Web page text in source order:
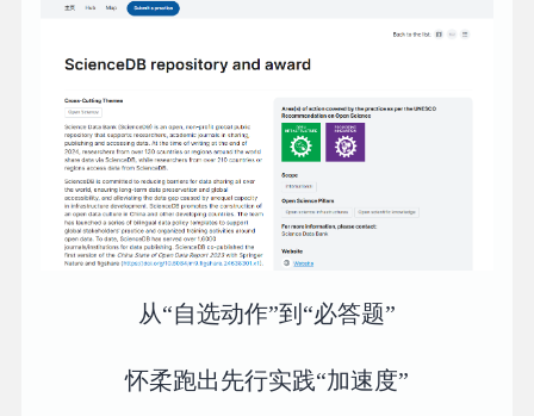
从“自选动作”到“必答题”
怀柔跑出先行实践“加速度”